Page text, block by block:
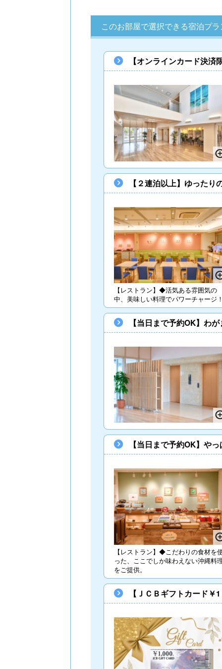
このお部屋で選択できる宿泊プラ
【オンラインカード決
【２連泊以上】ゆった
【レストラン】◆活気ある雰囲気の
中、美味しい料理でパワーチャージ
【当日まで予約OK】わ
【当日まで予約OK】や
【レストラン】◆こだわりの食材を
った、ここでしか味わえない沖縄料
をご提供。
【ＪＣＢギフトカード